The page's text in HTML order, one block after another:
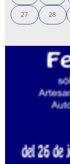
27 28